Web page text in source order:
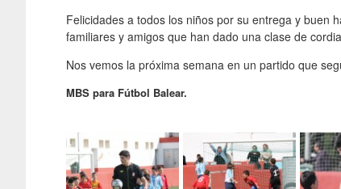
Felicidades a todos los niños por su entrega y buen
familiares y amigos que han dado una clase de
Nos vemos la próxima semana en un partido que
MBS para Fútbol Balear.